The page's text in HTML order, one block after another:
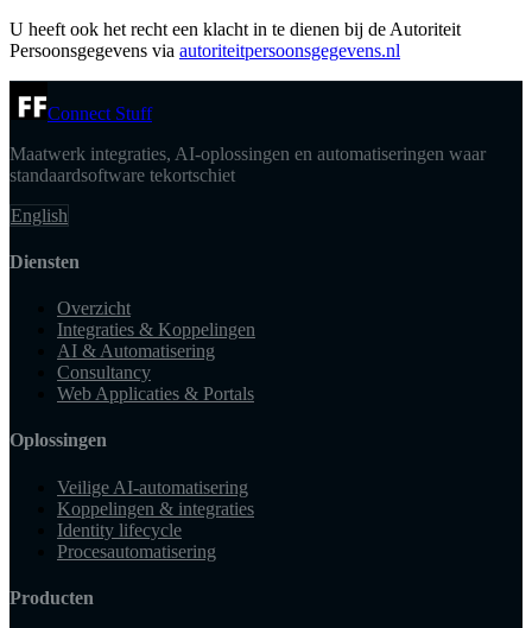
U heeft ook het recht een klacht in te dienen bij de Autoriteit
Persoonsgegevens via autoriteitpersoonsgegevens.nl
Connect Stuff
Maatwerk integraties, AI-oplossingen en automatiseringen waar
standaardsoftware tekortschiet
English
Diensten
Overzicht
Integraties & Koppelingen
AI & Automatisering
Consultancy
Web Applicaties & Portals
Oplossingen
Veilige AI-automatisering
Koppelingen & integraties
Identity lifecycle
Procesautomatisering
Producten